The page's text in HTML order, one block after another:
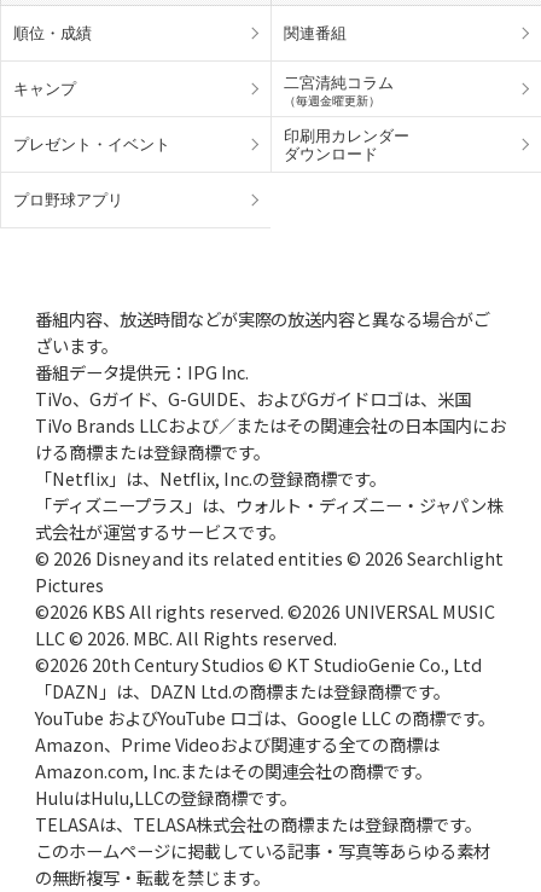
順位・成績 関連番組
キャンプ 二宮清純コラム
（毎週金曜更新）
プレゼント・ イベント
印刷用カレンダー
ダウンロード
プロ野球アプリ
番組内容、放送時間などが実際の放送内容と異なる場合がご
ざいます。
番組データ提供元：IPG Inc.
TiVo、Gガイド、G-GUIDE、およびGガイドロゴは、米国
TiVo Brands LLCおよび／またはその関連会社の日本国内にお
ける商標または登録商標です。
「Netflix」は、Netflix, Inc.の登録商標です。
「ディズニープラス」は、ウォルト・ディズニー・ジャパン株
式会社が運営するサービスです。
© 2026 Disney and its related entities © 2026 Searchlight
Pictures
©2026 KBS All rights reserved. ©2026 UNIVERSAL MUSIC
LLC © 2026. MBC. All Rights reserved.
©2026 20th Century Studios © KT StudioGenie Co., Ltd
「DAZN」は、DAZN Ltd.の商標または登録商標です。
YouTube およびYouTube ロゴは、Google LLC の商標です。
Amazon、Prime Videoおよび関連する全ての商標は
Amazon.com, Inc.またはその関連会社の商標です。
HuluはHulu,LLCの登録商標です。
TELASAは、TELASA株式会社の商標または登録商標です。
このホームページに掲載している記事・写真等あらゆる素材
の無断複写・転載を禁じます。